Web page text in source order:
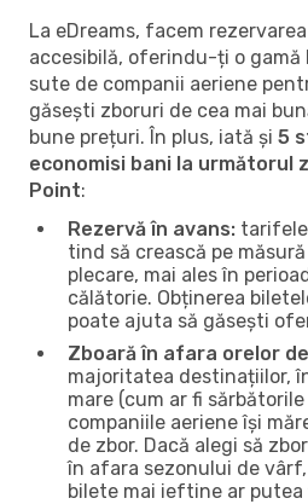
La eDreams, facem
accesibilă, oferindu-ți o gamă
sute de companii aeriene
găsești zboruri de cea mai
bune prețuri. În plus, iată și 5
economisi bani la următorul
Point:
Rezervă în avans:
tind să crească pe
plecare, mai ales în
călătorie. Obținerea
poate ajuta să găsești
Zboară în afara orelor
majoritatea destinațiilor,
mare (cum ar fi
companiile aeriene își
de zbor. Dacă alegi să
în afara sezonului de
bilete mai ieftine ar putea